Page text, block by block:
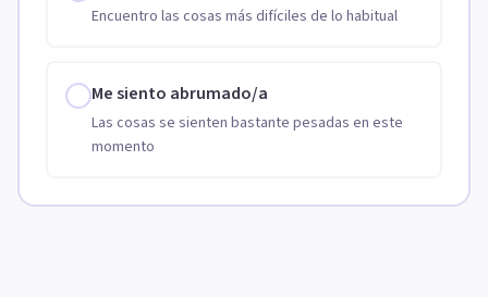
Encuentro las cosas más difíciles de lo habitual
Me siento abrumado/a
Las cosas se sienten bastante pesadas en este
momento